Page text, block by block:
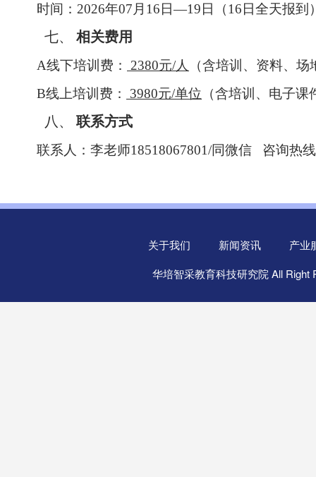
时间： 2026年07 月 16日—19日（16日全天报到
七、 相关费用
A线下培训费 ： 2380元/人
（含培训、资料、
B线上培训费：
3980元/单位 （含培训、 电子课
八、 联系方式
联系人：李老师18518067801/同微信 咨询热
关于我们 新闻资讯
产业
华培智采教育科技研究院 All Right